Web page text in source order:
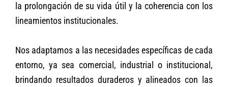
la prolongación de su vida útil y la coherencia con los
lineamientos institucionales.
Nos adaptamos a las necesidades específicas de cada
entorno, ya sea comercial, industrial o institucional,
brindando resultados duraderos y alineados con las